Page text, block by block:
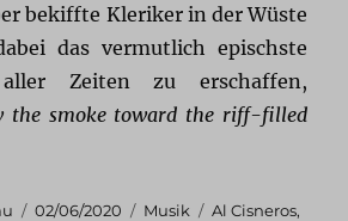
bekiffte Kleriker in der Wüste
das vermutlich epischste
Zeiten zu erschaffen,
the smoke toward the riff-filled
Veröffentlicht
02/06/2020 Kategorien
Musik Schlagwörter
Al Cisneros,